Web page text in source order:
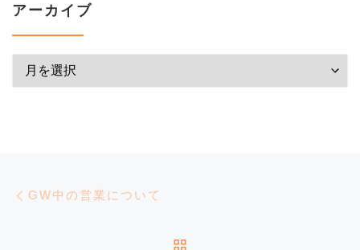
アーカイブ
アーカイブ
投稿ナビゲーション
GW中の営業について